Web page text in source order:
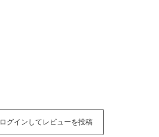
ログインしてレビューを投稿